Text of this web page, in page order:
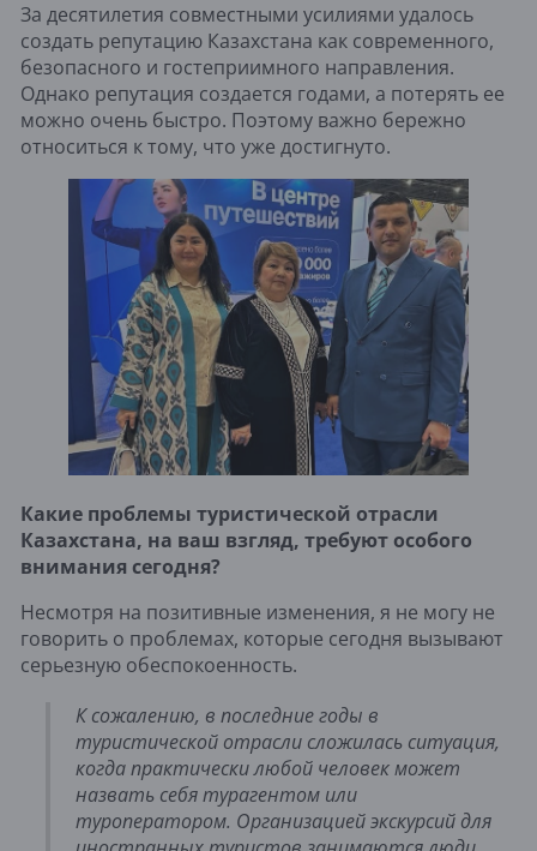
За десятилетия совместными усилиями удалось
создать репутацию Казахстана как современного,
безопасного и гостеприимного направления.
Однако репутация создается годами, а потерять ее
можно очень быстро. Поэтому важно бережно
относиться к тому, что уже достигнуто.
Какие проблемы туристической отрасли
Казахстана, на ваш взгляд, требуют особого
внимания сегодня?
Несмотря на позитивные изменения, я не могу не
говорить о проблемах, которые сегодня вызывают
серьезную обеспокоенность.
К сожалению, в последние годы в
туристической отрасли сложилась ситуация,
когда практически любой человек может
назвать себя турагентом или
туроператором. Организацией экскурсий для